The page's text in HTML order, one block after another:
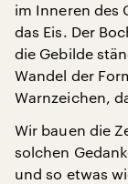
im Inneren des
das Eis. Der
die Gebilde
Wandel der
Warnzeichen,
Wir bauen die
solchen
und so etwas